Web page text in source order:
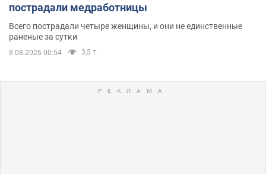
пострадали медработницы
Всего пострадали четыре женщины, и они не единственные
раненые за сутки
8.08.2026 00:54 3,5 т.